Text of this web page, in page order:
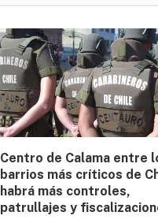
Centro de Calama entre
barrios más críticos de
habrá más controles,
patrullajes y